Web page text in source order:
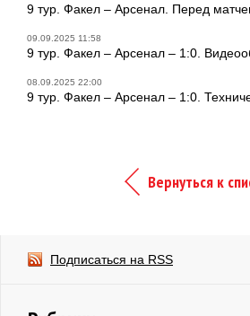
9 тур. Факел – Арсенал. Перед
09.09.2025 11:58
9 тур. Факел – Арсенал – 1:0.
08.09.2025 22:00
9 тур. Факел – Арсенал – 1:0.
Вернуться к
Подписаться на RSS